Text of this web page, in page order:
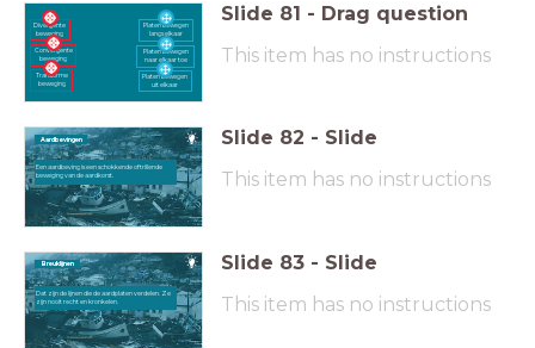
Divergente
beweging
Convergente
beweging
Transforme
beweging
Platen bewegen
langs elkaar
Platen bewegen
naar elkaar toe
Platen bewegen
uit elkaar
Slide 81 - Drag question
This item has no instructions
Aardbevingen
Een aardbeving is een schokkende of trillende
beweging van de aardkorst.
Slide 82 - Slide
This item has no instructions
Breuklijnen
Dat zijn de lijnen die de aardplaten verdelen. Ze
zijn nooit recht en kronkelen.
Slide 83 - Slide
This item has no instructions